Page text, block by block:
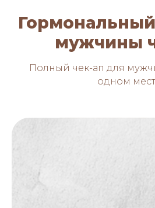
мужчины
Полный чек-ап для
одном